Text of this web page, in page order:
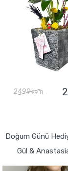
2499,99 TL
Doğum Günü
Gül &